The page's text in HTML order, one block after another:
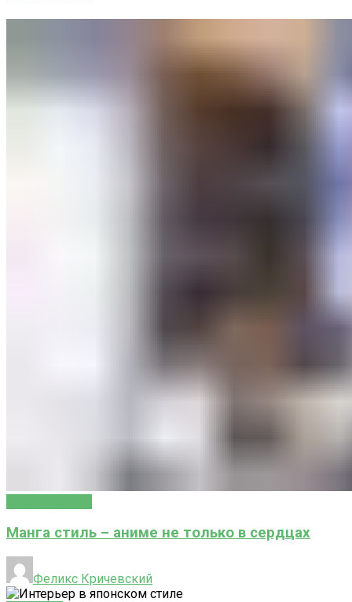
Манга стиль – аниме не только в сердцах
Феликс Кричевский